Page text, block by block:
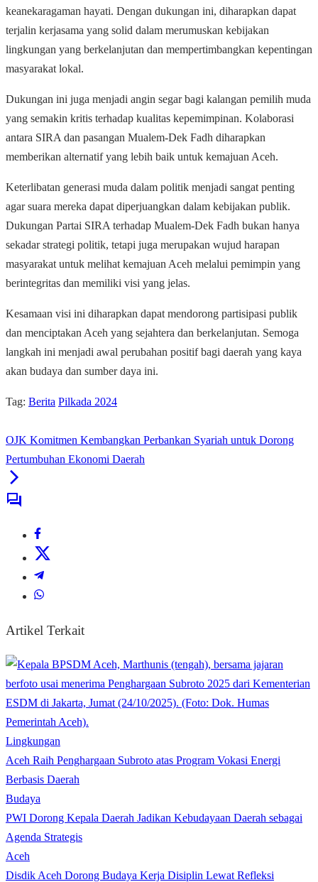
keanekaragaman hayati. Dengan dukungan ini, diharapkan dapat
terjalin kerjasama yang solid dalam merumuskan kebijakan
lingkungan yang berkelanjutan dan mempertimbangkan kepentingan
masyarakat lokal.
Dukungan ini juga menjadi angin segar bagi kalangan pemilih muda
yang semakin kritis terhadap kualitas kepemimpinan. Kolaborasi
antara SIRA dan pasangan Mualem-Dek Fadh diharapkan
memberikan alternatif yang lebih baik untuk kemajuan Aceh.
Keterlibatan generasi muda dalam politik menjadi sangat penting
agar suara mereka dapat diperjuangkan dalam kebijakan publik.
Dukungan Partai SIRA terhadap Mualem-Dek Fadh bukan hanya
sekadar strategi politik, tetapi juga merupakan wujud harapan
masyarakat untuk melihat kemajuan Aceh melalui pemimpin yang
berintegritas dan memiliki visi yang jelas.
Kesamaan visi ini diharapkan dapat mendorong partisipasi publik
dan menciptakan Aceh yang sejahtera dan berkelanjutan. Semoga
langkah ini menjadi awal perubahan positif bagi daerah yang kaya
akan budaya dan sumber daya ini.
Tag: Berita Pilkada 2024
OJK Komitmen Kembangkan Perbankan Syariah untuk Dorong
Pertumbuhan Ekonomi Daerah
Artikel Terkait
Lingkungan
Aceh Raih Penghargaan Subroto atas Program Vokasi Energi
Berbasis Daerah
Budaya
PWI Dorong Kepala Daerah Jadikan Kebudayaan Daerah sebagai
Agenda Strategis
Aceh
Disdik Aceh Dorong Budaya Kerja Disiplin Lewat Refleksi